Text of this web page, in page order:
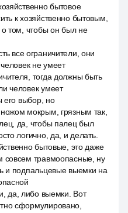
бытовое
к хозяйственно бытовым,
о том, чтобы он был не
все ограничители, они
не умеет
тогда должны быть
человек умеет
его выбор, но
мокрым, грязным так,
да, чтобы палец был
логично, да, и делать.
бытовые, это даже
совсем травмоопасные, ну
и подпальцевые выемки на
да, либо выемки. Вот
сформулировано,